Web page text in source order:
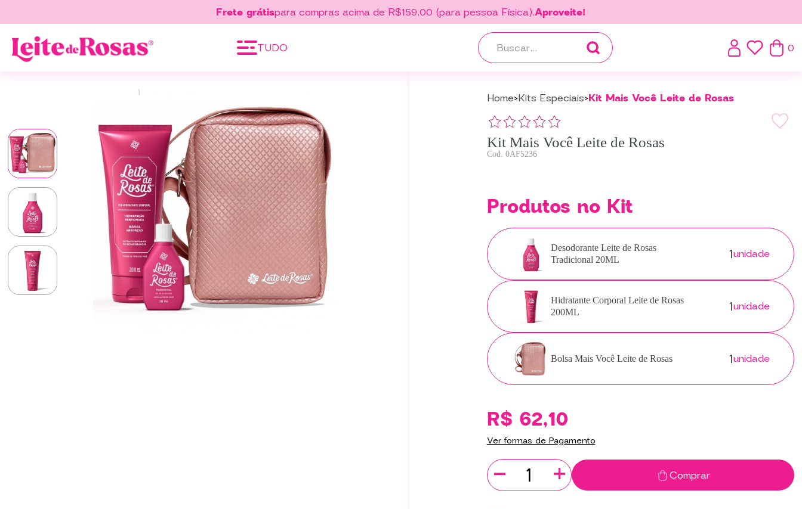
Frete grátispara compras acima de R$159,00 (para pessoa Física).Aproveite!
TUDO
0
Home Kits Especiais Kit Mais Você Leite de Rosas
Kit Mais Você Leite de Rosas
0AF5236
Produtos no Kit
Desodorante Leite de Rosas
Tradicional 20ML
1unidade
Hidratante Corporal Leite de Rosas
200ML
1unidade
Bolsa Mais Você Leite de Rosas 1unidade
R$ 62,10
Ver formas de Pagamento
- + Comprar